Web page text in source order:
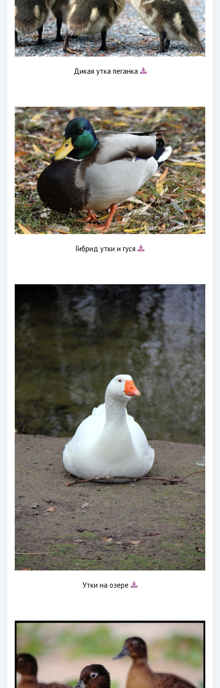
Дикая утка пеганка
Гибрид утки и гуся
Утки на озере